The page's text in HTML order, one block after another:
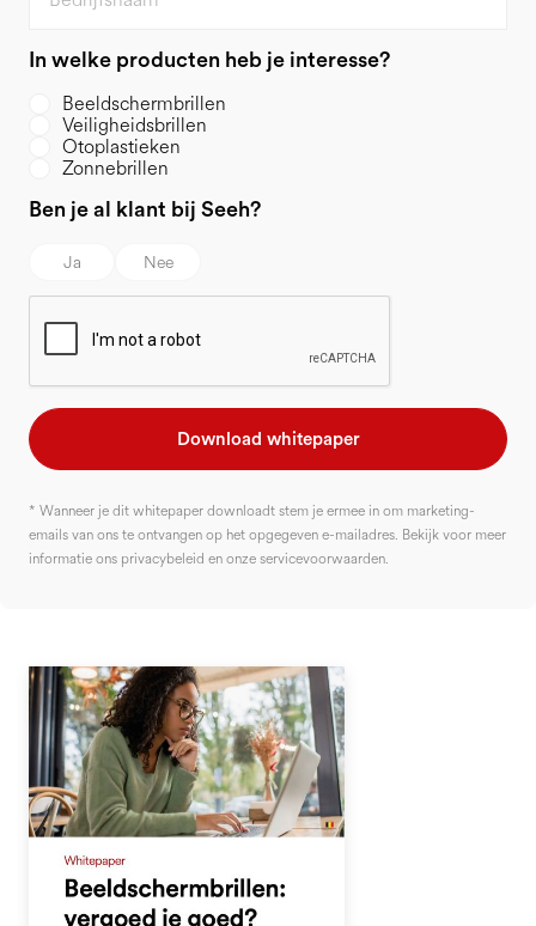
In welke producten heb je interesse?
Beeldschermbrillen
Veiligheidsbrillen
Otoplastieken
Zonnebrillen
Ben je al klant bij Seeh?
Ja Nee
* Wanneer je dit whitepaper downloadt stem je ermee in om marketing-
emails van ons te ontvangen op het opgegeven e-mailadres. Bekijk voor meer
informatie ons privacybeleid en onze servicevoorwaarden.